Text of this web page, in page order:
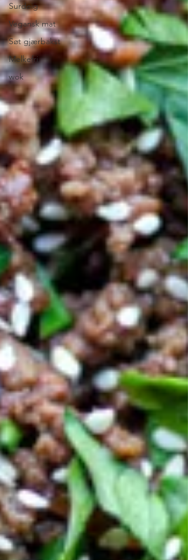
Surdeig
Vegansk mat
Søt gjærbakst
Melkefri
wok